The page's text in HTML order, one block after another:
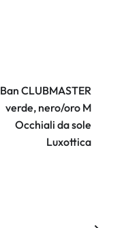
CLUBMASTER
verde, nero/oro M
Occhiali da sole
Luxottica